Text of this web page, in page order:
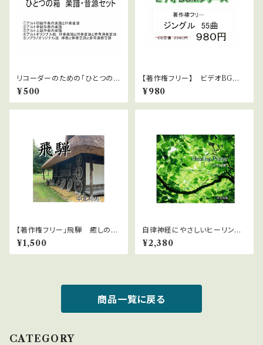
リコーダーのための「ひとつの
箱」楽譜・伴奏音源セット
¥500
【著作権フリー】 ビデオBGM
シリーズ No.11 ジングル集
¥980
【著作権フリー」飛騨 癒しのピ
アノ８曲 中北利男
¥1,500
自律神経にやさしいヒーリング
ピアノ WAVファイルダウンロ
ード版
¥2,380
商品一覧に戻る
CATEGORY